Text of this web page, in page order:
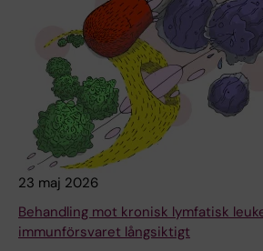
23 maj 2026
Behandling mot kronisk lymfatisk
immunförsvaret långsiktigt